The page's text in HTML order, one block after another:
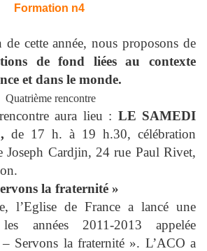
Formation n4
cette année, nous proposons de
de fond liées au contexte
et dans le monde.
Quatrième rencontre
aura lieu : LE SAMEDI
de 17 h. à 19 h.30, célébration
Joseph Cardjin, 24 rue Paul Rivet,
la fraternité »
l’Eglise de France a lancé une
années 2011-2013 appelée
Servons la fraternité ». L’ACO a